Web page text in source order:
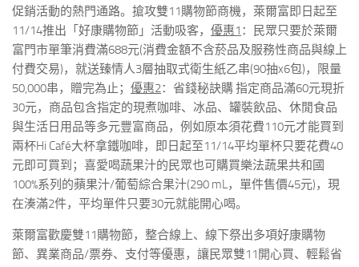
促銷活動的熱門通路。搶攻雙11購物節商機， 萊爾富即日起至
11/14推出「好康購物節」活動吸客， 優惠1 ：
民眾只要於萊爾
富門市單筆消費滿688元(消費金額不含菸品及服務性商品與線上
付費交易)， 就送臻情人3層抽取式衛生紙乙串(90抽x6包)，限量
50,000串，贈完為止； 優惠2：省錢秘訣購 指定商品滿60元現折
30元，商品包含指定的現煮咖啡、冰品、罐裝飲品、休閒食品
與生活日用品等多元豐富商品，例如原本須花費110元才能買到
兩杯Hi Café大杯拿鐵咖啡，即日起至11/14平均單杯只要花費40
元即可買到；喜愛喝蔬果汁的民眾也可購買樂法蔬果共和國
100%系列的蘋果汁/葡萄綜合果汁(290 mL，單件售價45元)，現
在湊滿2件，平均單件只要30元就能開心喝。
萊爾富歡慶雙11購物節，整合線上、線下祭出多項好康購物
節、異業商品/票券、支付等優惠，讓民眾雙11 開心買、輕鬆省